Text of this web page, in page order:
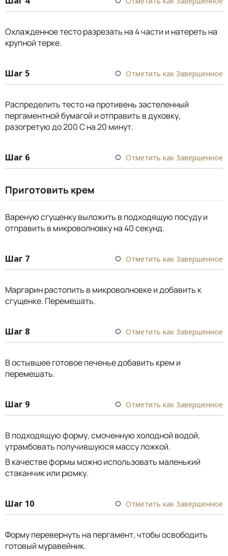
Охлажденное тесто разрезать на 4 части и натереть на
крупной терке.
Шаг 5 Отметить как Завершенное
Распределить тесто на противень застеленный
пергаментной бумагой и отправить в духовку,
разогретую до 200 С на 20 минут.
Шаг 6 Отметить как Завершенное
Приготовить крем
Вареную сгущенку выложить в подходящую посуду и
отправить в микроволновку на 40 секунд.
Шаг 7 Отметить как Завершенное
Маргарин растопить в микроволновке и добавить к
сгущенке. Перемешать.
Шаг 8 Отметить как Завершенное
В остывшее готовое печенье добавить крем и
перемешать.
Шаг 9 Отметить как Завершенное
В подходящую форму, смоченную холодной водой,
утрамбовать получившуюся массу ложкой.
В качестве формы можно использовать маленький
стаканчик или рюмку.
Шаг 10 Отметить как Завершенное
Форму перевернуть на пергамент, чтобы освободить
готовый муравейник.